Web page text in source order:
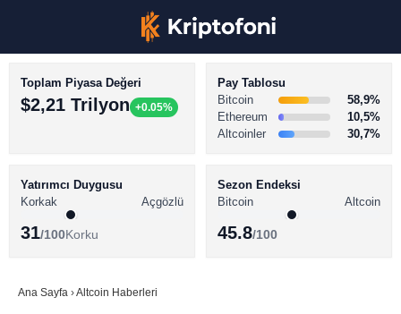
BİTCOİN HABERLERİ
ALTCOİN HABERLERİ
SÖZLÜK
Toplam Piyasa Değeri
$2,21 Trilyon +0.05%
Pay Tablosu
Bitcoin
58,9%
Ethereum
10,5%
Altcoinler
30,7%
Yatırımcı Duygusu
Korkak
Açgözlü
31/100Korku
Sezon Endeksi
Bitcoin
Altcoin
45.8/100
Ana Sayfa ›Altcoin Haberleri